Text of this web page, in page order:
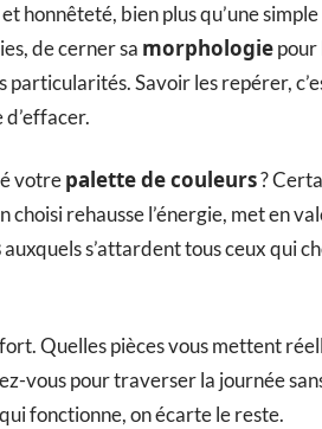
honnêteté, bien plus qu’une
de cerner sa morphologiepour
particularités. Savoir les repérer,
votrepalette de couleurs?
rehausse l’énergie, met en
auxquels s’attardent tous ceux qui
Quelles pièces vous mettent
vous pour traverser la journée
fonctionne, on écarte le reste.